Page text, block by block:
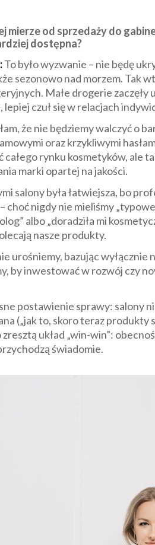
mierze od sprzedaży do
dostępna?
To było wyzwanie – nie będę
sezonowo nad morzem. Tak
Małe drogerie zaczęły
lepiej czuł się w relacjach
że nie będziemy walczyć
oraz krzykliwymi
rynku kosmetyków, ale
marki opartej na jakości.
salony była łatwiejsza, bo
choć nigdy nie mieliśmy
albo „doradziła mi
nasze produkty.
urośniemy, bazując
by inwestować w rozwój czy
postawienie sprawy: salony
(„jak to, skoro teraz
układ „win-win”:
świadomie.